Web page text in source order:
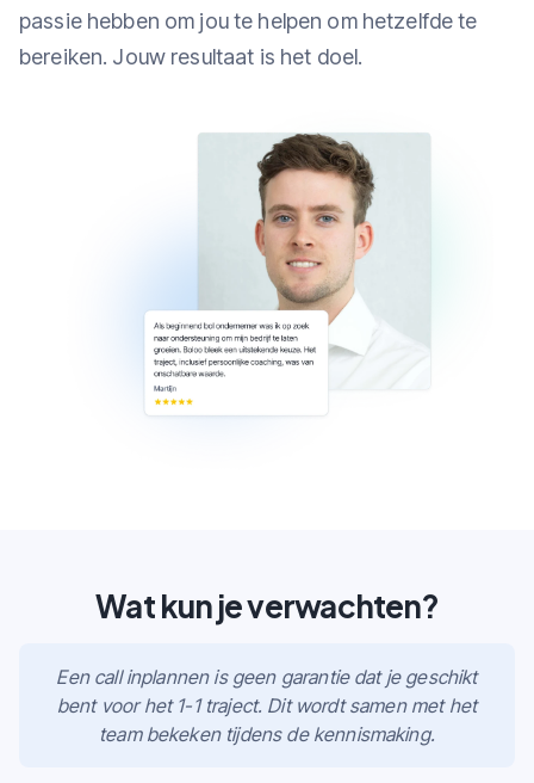
passie hebben om jou te helpen om hetzelfde te
bereiken. Jouw resultaat is het doel.
Wat kun je verwachten?
Een call inplannen is geen garantie dat je geschikt
bent voor het 1-1 traject. Dit wordt samen met het
team bekeken tijdens de kennismaking.